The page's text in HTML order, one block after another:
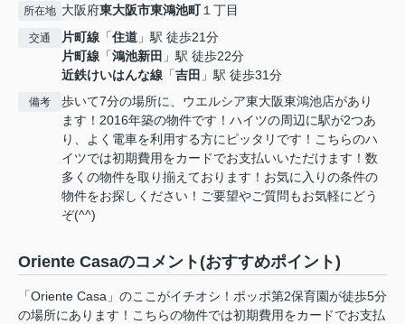
所在地 大阪府東大阪市東鴻池町１丁目
交通 片町線 「住道 」駅 徒歩21分
片町線 「鴻池新田 」駅 徒歩22分
近鉄けいはんな線 「吉田 」駅 徒歩31分
備考
歩いて7分の場所に、ウエルシア東大阪東鴻池店があり
ます！2016年築の物件です！ハイツの周辺に駅が2つあ
り、よく電車を利用する方にピッタリです！こちらのハ
イツでは初期費用をカードでお支払いいただけます！数
多くの物件を取り揃えております！お気に入りの条件の
物件をお探しください！ご要望やご質問もお気軽にどう
ぞ(^^)
Oriente Casaのコメント(おすすめポイント)
「Oriente Casa」のここがイチオシ！ポッポ第2保育園が徒歩5分
の場所にあります！こちらの物件では初期費用をカードでお支払